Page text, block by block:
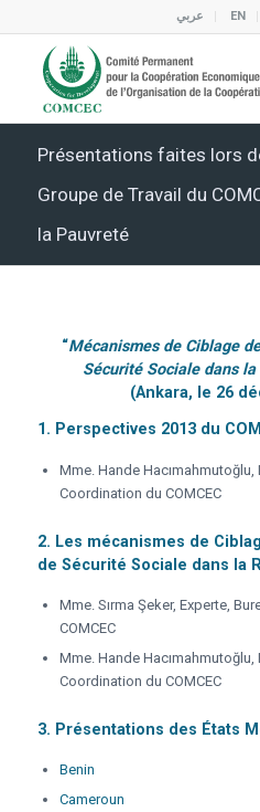
عربي EN
Présentations faites lors
Groupe de Travail du
la Pauvreté
“Mécanismes de Ciblage
Sécurité Sociale dans la
(Ankara, le 26
1. Perspectives 2013 du
Mme. Hande Hacımahmutoğlu,
Coordination du COMCEC
2. Les mécanismes de
de Sécurité Sociale dans la
Mme. Sırma Şeker, Experte,
COMCEC
Mme. Hande Hacımahmutoğlu,
Coordination du COMCEC
3. Présentations des États
Benin
Cameroun